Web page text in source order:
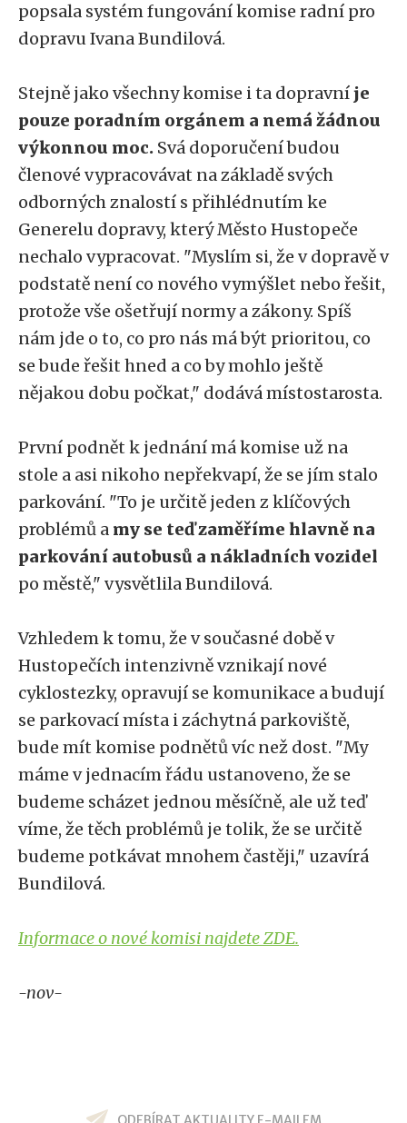
popsala systém fungování komise radní pro
dopravu Ivana Bundilová.
Stejně jako všechny komise i ta dopravníje
pouze poradním orgánem a nemá žádnou
výkonnou moc. Svá doporučení budou
členové vypracovávat na základě svých
odborných znalostí s přihlédnutím ke
Generelu dopravy, který Město Hustopeče
nechalo vypracovat. "Myslím si, že v dopravě v
podstatě není co nového vymýšlet nebo řešit,
protože vše ošetřují normy a zákony. Spíš
nám jde o to, co pro nás má být prioritou, co
se bude řešit hned a co by mohlo ještě
nějakou dobu počkat," dodává místostarosta.
První podnět k jednání má komise už na
stole a asi nikoho nepřekvapí, že se jím stalo
parkování. "To je určitě jeden z klíčových
problémů a my se teď zaměříme hlavně na
parkování autobusů a nákladních vozidel
po městě," vysvětlila Bundilová.
Vzhledem k tomu, že v současné době v
Hustopečích intenzivně vznikají nové
cyklostezky, opravují se komunikace a budují
se parkovací místa i záchytná parkoviště,
bude mít komise podnětů víc než dost. "My
máme v jednacím řádu ustanoveno, že se
budeme scházet jednou měsíčně, ale už teď
víme, že těch problémů je tolik, že se určitě
budeme potkávat mnohem častěji," uzavírá
Bundilová.
Informace o nové komisi najdete ZDE.
-nov-